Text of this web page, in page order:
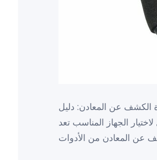
الكشف عن المعادن: دليل
الجهاز المناسب تعد
عن المعادن من الأدوات